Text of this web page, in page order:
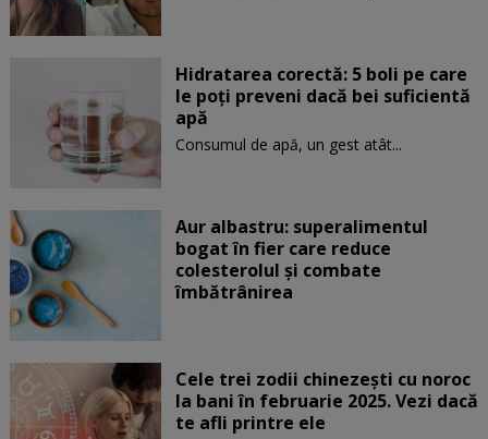
Hidratarea corectă: 5 boli pe care
le poți preveni dacă bei suficientă
apă
Consumul de apă, un gest atât...
Aur albastru: superalimentul
bogat în fier care reduce
colesterolul și combate
îmbătrânirea
Cele trei zodii chinezești cu noroc
la bani în februarie 2025. Vezi dacă
te afli printre ele